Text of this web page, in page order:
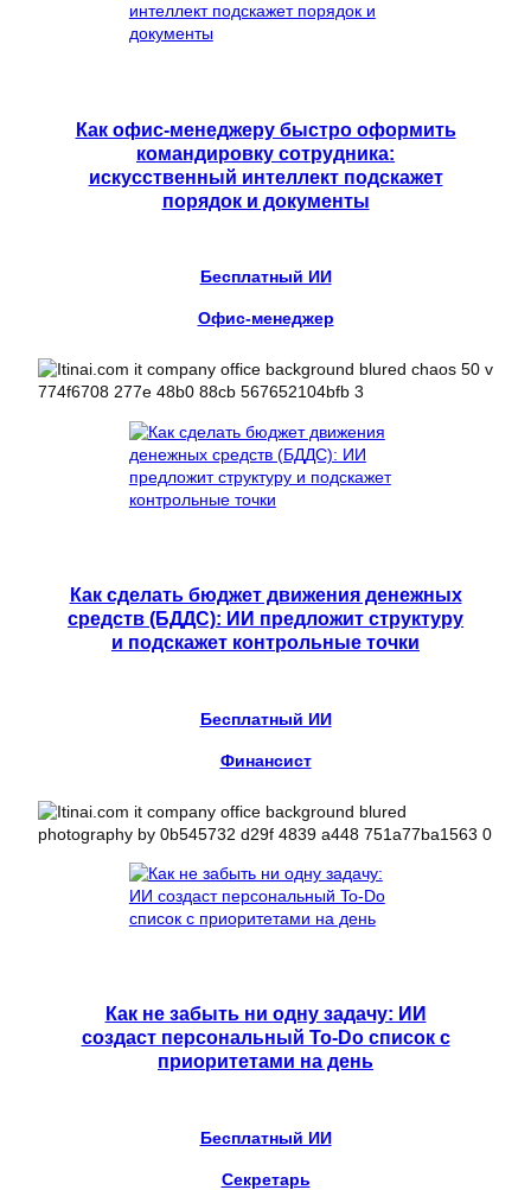
Как офис-менеджеру быстро оформить
командировку сотрудника:
искусственный интеллект подскажет
порядок и документы
Бесплатный ИИ
Офис-менеджер
Как сделать бюджет движения денежных
средств (БДДС): ИИ предложит структуру
и подскажет контрольные точки
Бесплатный ИИ
Финансист
Как не забыть ни одну задачу: ИИ
создаст персональный To-Do список с
приоритетами на день
Бесплатный ИИ
Секретарь